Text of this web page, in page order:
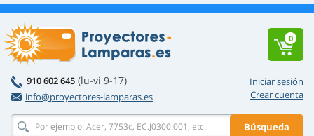
Iniciar sesión
Crear cuenta
910 602 645 (lu-vi 9-17)
info@proyectores-lamparas.es
Búsqueda
0